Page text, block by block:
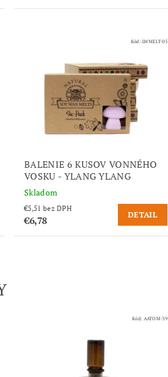
Kód:LWMELT-05
BALENIE 6 KUSOV VONNÉHO
VOSKU - YLANG YLANG
Skladom
€5,51 bez DPH
€6,78 DETAIL
Kód: AATOM-39